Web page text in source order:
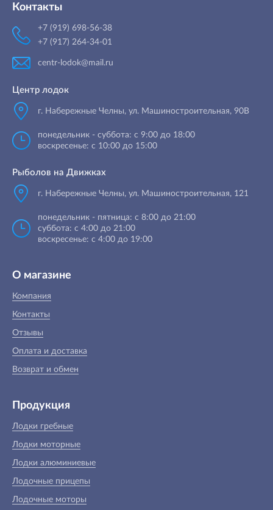
Контакты
+7 (919) 698-56-38
+7 (917) 264-34-01
centr-lodok@mail.ru
Центр лодок
г. Набережные Челны, ул. Машиностроительная, 90B
понедельник - суббота: с 9:00 до 18:00
воскресенье: с 10:00 до 15:00
Рыболов на Движках
г. Набережные Челны, ул. Машиностроительная, 121
понедельник - пятница: с 8:00 до 21:00
суббота: с 4:00 до 21:00
воскресенье: с 4:00 до 19:00
О магазине
Компания
Контакты
Отзывы
Оплата и доставка
Возврат и обмен
Продукция
Лодки гребные
Лодки моторные
Лодки алюминиевые
Лодочные прицепы
Лодочные моторы